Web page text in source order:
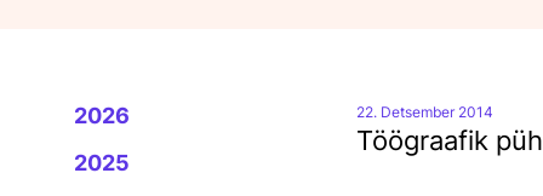
2026
2025
22. Detsember 2014
Töögraafik